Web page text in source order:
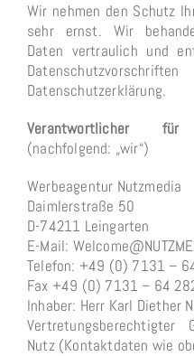
Wir nehmen den Schutz
sehr ernst. Wir
Daten vertraulich und
Datenschutzerklärung.
Verantwortlicher
(nachfolgend: „wir“)
Werbeagentur Nutzmedia
Daimlerstraße 50
D-74211 Leingarten
E-Mail:
Telefon: +49 (0) 7131 –
Fax +49 (0) 7131 – 64
Inhaber: Herr Karl Diether
Vertretungsberechtigter
Nutz (Kontaktdaten wie